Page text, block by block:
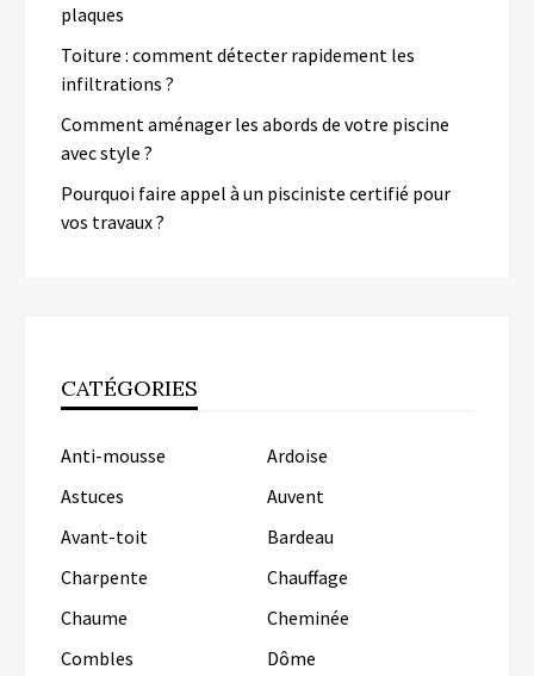
plaques
Toiture : comment détecter rapidement les
infiltrations ?
Comment aménager les abords de votre piscine
avec style ?
Pourquoi faire appel à un pisciniste certifié pour
vos travaux ?
CATÉGORIES
Anti-mousse
Ardoise
Astuces
Auvent
Avant-toit
Bardeau
Charpente
Chauffage
Chaume
Cheminée
Combles
Dôme